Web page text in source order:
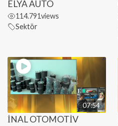
ELYA AUTO
114.791views
Sektör
07:54
İNAL OTOMOTİV